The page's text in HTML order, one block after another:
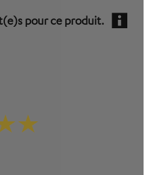
pour ce produit.